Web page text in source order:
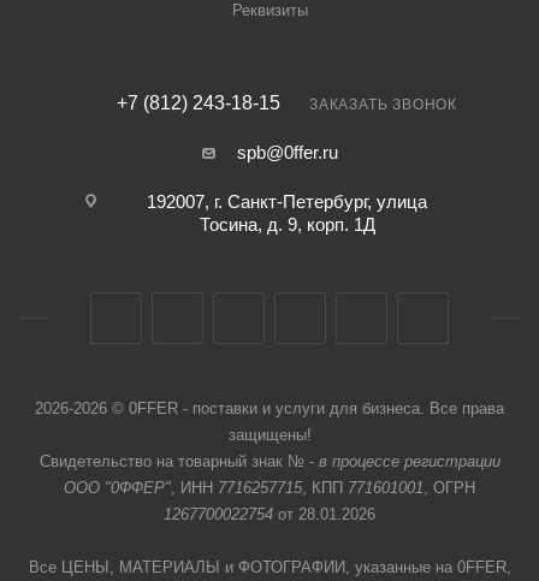
Реквизиты
+7 (812) 243-18-15 ЗАКАЗАТЬ ЗВОНОК
spb@0ffer.ru
192007, г. Санкт-Петербург, улица
Тосина, д. 9, корп. 1Д
2026-2026 © 0FFER - поставки и услуги для бизнеса. Все права
защищены!
Свидетельство на товарный знак № - в процессе регистрации
ООО "0ФФЕР", ИНН 7716257715, КПП 771601001, ОГРН
1267700022754 от 28.01.2026
Все ЦЕНЫ, МАТЕРИАЛЫ и ФОТОГРАФИИ, указанные на 0FFER,